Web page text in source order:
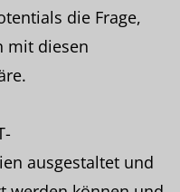
die Frage,
mit diesen
ausgestaltet und